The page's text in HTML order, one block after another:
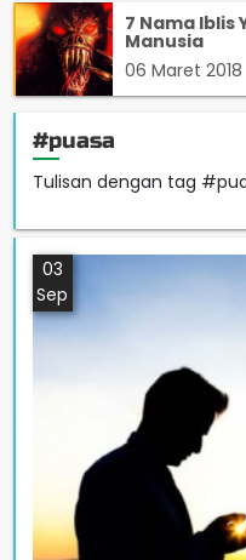
7 Nama Iblis
Manusia
06 Maret 2018
#puasa
Tulisan dengan tag
03
Sep